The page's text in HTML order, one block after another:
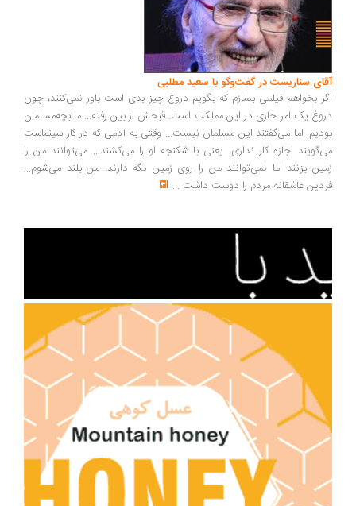
سناریست در گفت‌وگو با سعید مطلبی
بخواهم فیلمی بسازم که بگویم دروغ چیز بدی است باور نمی‌کنند، چون
یک امر جاری در این مملکت است. قبحش از بین رفته... ما بچه‌مسلمان
اما می‌گفتند این مسلمان نیست... وقتی به آدمی که در کار سینماست
اجازه کار نداری، یعنی با شکنجه او را می‌کشند... می‌توانند من را
بزنند اما نمی‌توانند من را روی زمین نگه دارند، من بلند می‌شوم...
عاشقانه مردم را دوست داشت ...